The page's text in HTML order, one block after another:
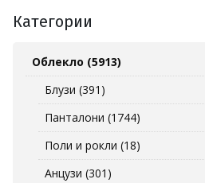
Категории
Облекло (5913)
Блузи (391)
Панталони (1744)
Поли и рокли (18)
Анцузи (301)